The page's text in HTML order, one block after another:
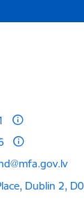
Dublin 2,